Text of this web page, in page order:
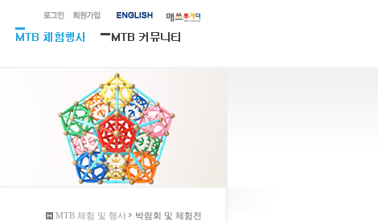
MTB 체험 및 행사 박람회 및 체험전